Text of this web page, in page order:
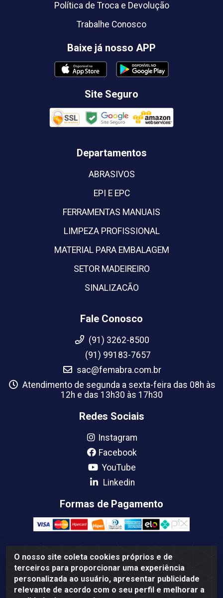
O nosso site coleta cookies próprios e de
terceiros para proporcionar uma experiência
personalizada ao usuário, apresentar publicidade
relevante de acordo com o seu perfil e melhorar a
Política de Troca e Devolução
Trabalhe Conosco
Baixe já nosso APP
Site Seguro
Departamentos
ABRASIVOS
EPI E EPC
FERRAMENTAS MANUAIS
LIMPEZA PROFISSIONAL
MATERIAL PARA EMBALAGEM
SETOR MADEIREIRO
SINALIZACÃO
Fale Conosco
(91) 3262-8500
(91) 99183-7657
sac@femabra.com.br
Atendimento de segunda a sexta-feira das 08h às
12h e das 13h30 às 17h30
Redes Sociais
Instagram
Facebook
YouTube
Linkedin
Formas de Pagamento
Femabra Comercio de Ferramentas e Maquinas LTDA -
07.772.337/0001-66 - BR 316 Km 08 Rua Joao Canuto, 195 -
Centro, Ananindeua/PA - CEP: 67030-130